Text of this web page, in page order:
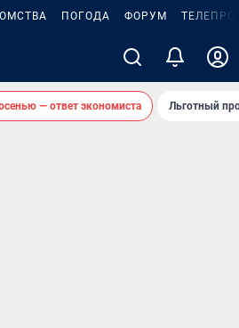
ПОГОДА ФОРУМ
— ответ экономиста Льготный